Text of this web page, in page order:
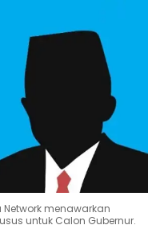
menawarkan
untuk Calon Gubernur.